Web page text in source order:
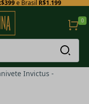
e Brasil R$1.199
0
Invictus -